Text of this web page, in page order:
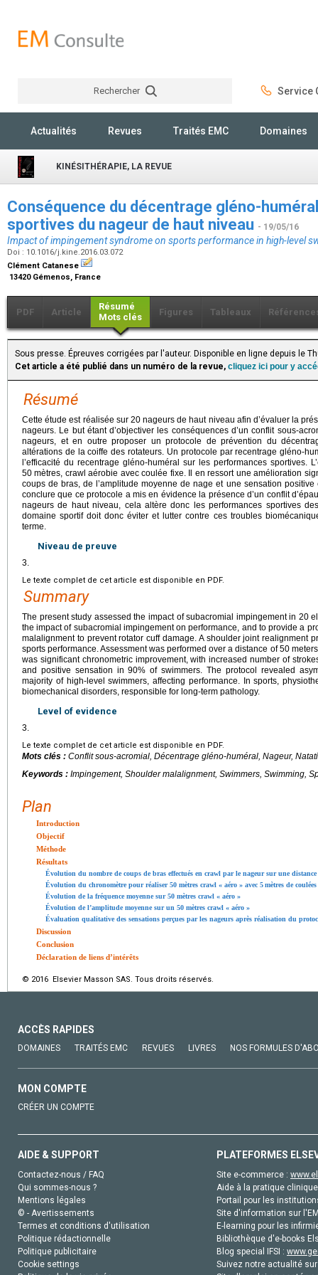
Rechercher Service
Actualités Revues Traités EMC Domaines
KINÉSITHÉRAPIE, LA REVUE
Conséquence du décentrage gléno-
sportives du nageur de haut niveau - 19/05/16
Impact of impingement syndrome on sports performance in high-level
Doi : 10.1016/j.kine.2016.03.072
Clément Catanese
13420 Gémenos, France
PDF Article
Résumé
Mots clés
Figures Tableaux
Sous presse. Épreuves corrigées par l'auteur. Disponible en ligne depuis le
Cet article a été publié dans un numéro de la revue, cliquez ici pour y
Résumé
Cette étude est réalisée sur 20 nageurs de haut niveau afin d’évaluer la
nageurs. Le but étant d’objectiver les conséquences d’un conflit sous-
nageurs, et en outre proposer un protocole de prévention du
altérations de la coiffe des rotateurs. Un protocole par recentrage gléno-
l’efficacité du recentrage gléno-huméral sur les performances sportives.
50 mètres, crawl aérobie avec coulée fixe. Il en ressort une amélioration
coups de bras, de l’amplitude moyenne de nage et une sensation
conclure que ce protocole a mis en évidence la présence d’un conflit
nageurs de haut niveau, cela altère donc les performances sportives
domaine sportif doit donc éviter et lutter contre ces troubles
terme.
Niveau de preuve
3.
Le texte complet de cet article est disponible en PDF.
Summary
The present study assessed the impact of subacromial impingement in 20
the impact of subacromial impingement on performance, and to provide a
malalignment to prevent rotator cuff damage. A shoulder joint realignment
sports performance. Assessment was performed over a distance of 50
was significant chronometric improvement, with increased number of
and positive sensation in 90% of swimmers. The protocol revealed
majority of high-level swimmers, affecting performance. In sports,
biomechanical disorders, responsible for long-term pathology.
Level of evidence
3.
Le texte complet de cet article est disponible en PDF.
Mots clés : Conflit sous-acromial, Décentrage gléno-huméral, Nageur,
Keywords : Impingement, Shoulder malalignment, Swimmers, Swimming,
Plan
Introduction
Objectif
Méthode
Résultats
Évolution du nombre de coups de bras effectués en crawl par le nageur sur une distance
Évolution du chronomètre pour réaliser 50 mètres crawl « aéro » avec 5 mètres de
Évolution de la fréquence moyenne sur 50 mètres crawl « aéro »
Évolution de l’amplitude moyenne sur un 50 mètres crawl « aéro »
Évaluation qualitative des sensations perçues par les nageurs après réalisation du
Discussion
Conclusion
Déclaration de liens d’intérêts
© 2016 Elsevier Masson SAS. Tous droits réservés.
ACCÈS RAPIDES
DOMAINES TRAITÉS EMC REVUES LIVRES NOS FORMULES
MON COMPTE
CRÉER UN COMPTE
AIDE & SUPPORT
Contactez-nous / FAQ
Qui sommes-nous ?
Mentions légales
© - Avertissements
Termes et conditions d'utilisation
Politique rédactionnelle
Politique publicitaire
Cookie settings
PLATEFORMES
Site e-commerce :
Aide à la pratique
Portail pour les
Site d'information sur
E-learning pour les
Bibliothèque d'e-books
Blog special IFSI :
Suivez notre actualité